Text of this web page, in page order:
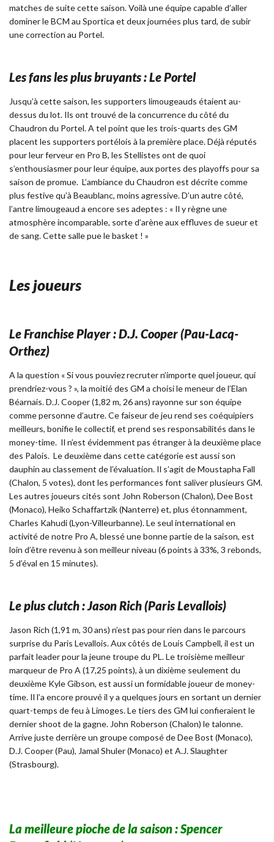
matches de suite cette saison. Voilà une équipe capable d’aller
dominer le BCM au Sportica et deux journées plus tard, de subir
une correction au Portel.
Les fans les plus bruyants : Le Portel
Jusqu’à cette saison, les supporters limougeauds étaient au-
dessus du lot. Ils ont trouvé de la concurrence du côté du
Chaudron du Portel. A tel point que les trois-quarts des GM
placent les supporters portélois à la première place. Déjà réputés
pour leur ferveur en Pro B, les Stellistes ont de quoi
s’enthousiasmer pour leur équipe, aux portes des playoffs pour sa
saison de promue. L’ambiance du Chaudron est décrite comme
plus festive qu’à Beaublanc, moins agressive. D’un autre côté,
l’antre limougeaud a encore ses adeptes : « Il y règne une
atmosphère incomparable, sorte d’arène aux effluves de sueur et
de sang. Cette salle pue le basket ! »
Les joueurs
Le Franchise Player : D.J. Cooper (Pau-Lacq-
Orthez)
A la question « Si vous pouviez recruter n’importe quel joueur, qui
prendriez-vous ? », la moitié des GM a choisi le meneur de l’Elan
Béarnais. D.J. Cooper (1,82 m, 26 ans) rayonne sur son équipe
comme personne d’autre. Ce faiseur de jeu rend ses coéquipiers
meilleurs, bonifie le collectif, et prend ses responsabilités dans le
money-time. Il n’est évidemment pas étranger à la deuxième place
des Palois. Le deuxième dans cette catégorie est aussi son
dauphin au classement de l’évaluation. Il s’agit de Moustapha Fall
(Chalon, 5 votes), dont les performances font saliver plusieurs GM.
Les autres joueurs cités sont John Roberson (Chalon), Dee Bost
(Monaco), Heiko Schaffartzik (Nanterre) et, plus étonnamment,
Charles Kahudi (Lyon-Villeurbanne). Le seul international en
activité de notre Pro A, blessé une bonne partie de la saison, est
loin d’être revenu à son meilleur niveau (6 points à 33%, 3 rebonds,
5 d’éval en 15 minutes).
Le plus clutch : Jason Rich (Paris Levallois)
Jason Rich (1,91 m, 30 ans) n’est pas pour rien dans le parcours
surprise du Paris Levallois. Aux côtés de Louis Campbell, il est un
parfait leader pour la jeune troupe du PL. Le troisième meilleur
marqueur de Pro A (17,25 points), à un dixième seulement du
deuxième Kyle Gibson, est aussi un formidable joueur de money-
time. Il l’a encore prouvé il y a quelques jours en sortant un dernier
quart-temps de feu à Limoges. Le tiers des GM lui confieraient le
dernier shoot de la gagne. John Roberson (Chalon) le talonne.
Arrive juste derrière un groupe composé de Dee Bost (Monaco),
D.J. Cooper (Pau), Jamal Shuler (Monaco) et A.J. Slaughter
(Strasbourg).
La meilleure pioche de la saison : Spencer